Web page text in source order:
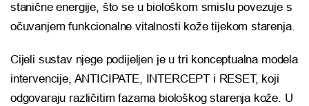
stanične energije, što se u biološkom smislu povezuje s
očuvanjem funkcionalne vitalnosti kože tijekom starenja.
Cijeli sustav njege podijeljen je u tri konceptualna modela
intervencije, ANTICIPATE, INTERCEPT i RESET, koji
odgovaraju različitim fazama biološkog starenja kože. U